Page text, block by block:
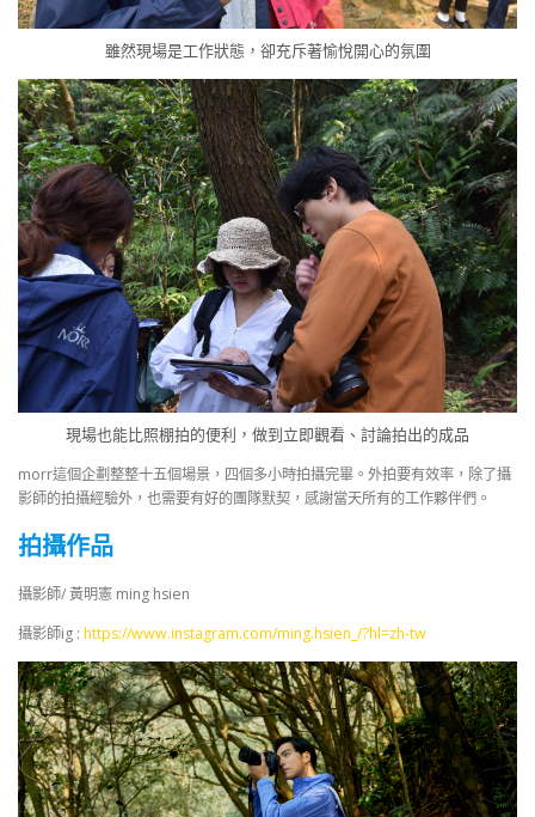
雖然現場是工作狀態，卻充斥著愉悅開心的氛圍
現場也能比照棚拍的便利，做到立即觀看、討論拍出的成品
morr這個企劃整整十五個場景，四個多小時拍攝完畢。外拍要有效率，除了攝
影師的拍攝經驗外，也需要有好的團隊默契，感謝當天所有的工作夥伴們。
拍攝作品
攝影師/ 黃明憲 ming hsien
攝影師ig : https://www.instagram.com/ming.hsien_/?hl=zh-tw